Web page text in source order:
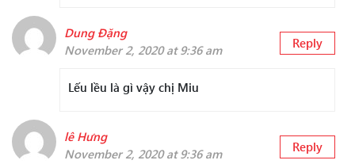
Dung Đặng
November 2, 2020 at 9:36 am
Reply
Lếu lều là gì vậy chị Miu
lê Hưng
November 2, 2020 at 9:36 am
Reply